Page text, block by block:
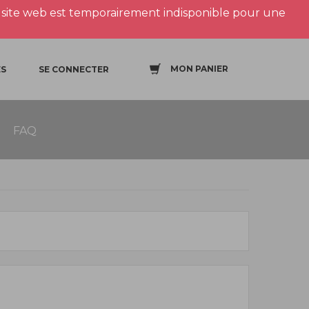
web est temporairement indisponible pour une
SE CONNECTER MON PANIER
FAQ